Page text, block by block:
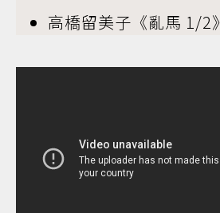
高橋留美子《亂馬 1/2